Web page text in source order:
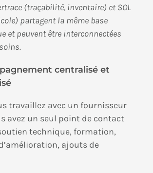
(traçabilité, inventaire) et SOL
partagent la même base
et peuvent être interconnectées
centralisé et
travaillez avec un fournisseur
avez un seul point de contact
technique, formation,
ajouts de